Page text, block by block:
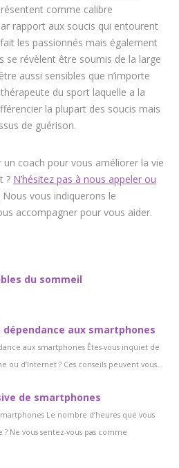
comme calibre
rapport aux soucis qui entourent
les passionnés mais également
se révèlent être soumis de la large
aussi sensibles que n’importe
du sport laquelle a la
la plupart des soucis mais
de guérison.
coach pour vous améliorer la vie
? N’hésitez pas à nous appeler ou
Nous vous indiquerons le
accompagner pour vous aider.
du sommeil
aux smartphones
aux smartphones Êtes-vous inquiet de
d’Internet ? Ces conseils peuvent vous...
de smartphones
Le nombre d’heures que vous
Ne vous sentez-vous pas comme